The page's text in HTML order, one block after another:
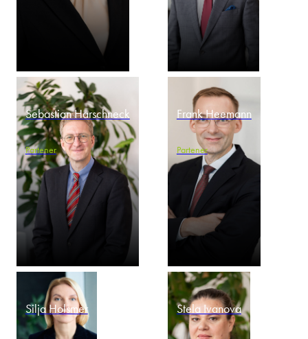
Sebastian Harschneck
Partener
Frank Heemann
Partener
Silja Holsmer Stela Ivanova